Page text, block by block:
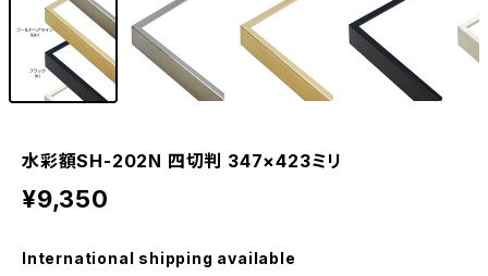
水彩額SH-202N 四切判 347×423ミリ
¥9,350
International shipping available